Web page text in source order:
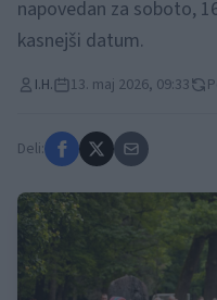
napovedan za soboto,
kasnejši datum.
I.H. 13. maj 2026, 09:33
Deli: